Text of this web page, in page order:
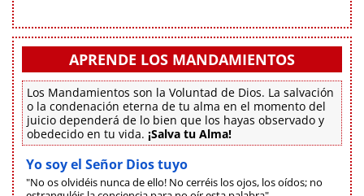
APRENDE LOS MANDAMIENTOS
Los Mandamientos son la Voluntad de Dios. La salvación
o la condenación eterna de tu alma en el momento del
juicio dependerá de lo bien que los hayas observado y
obedecido en tu vida. ¡Salva tu Alma!
Yo soy el Señor Dios tuyo
"No os olvidéis nunca de ello! No cerréis los ojos, los oídos; no